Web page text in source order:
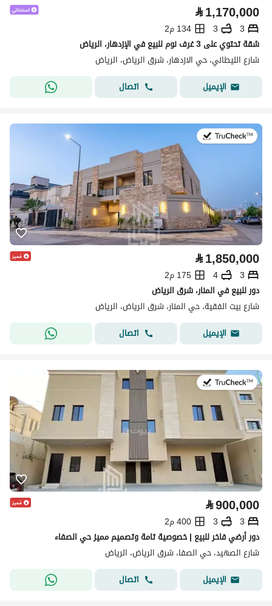
⃁1,170,000
3
3
134 م2
شقة تحتوي على 3 غرف نوم للبيع في الإزدهار، الرياض
شارع الليطاني، حي الازدهار، شرق الرياض، الرياض
الإيميل
اتصال
⃁1,850,000
3
4
175 م2
دور للبيع في المنار، شرق الرياض
شارع بيت الفقية، حي المنار، شرق الرياض، الرياض
الإيميل
اتصال
⃁900,000
3
3
400 م2
دور أرضي فاخر للبيع | خصوصية تامة وتصميم مميز حي الصفاء
شارع الصهيد، حي الصفا، شرق الرياض، الرياض
الإيميل
اتصال